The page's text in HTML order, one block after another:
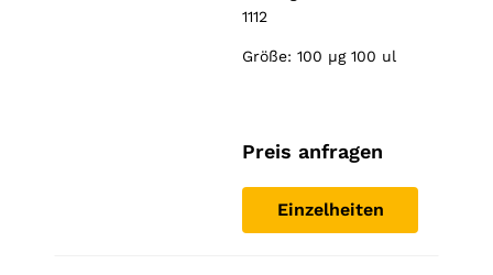
1112
Größe: 100 µg 100 ul
Preis anfragen
Einzelheiten